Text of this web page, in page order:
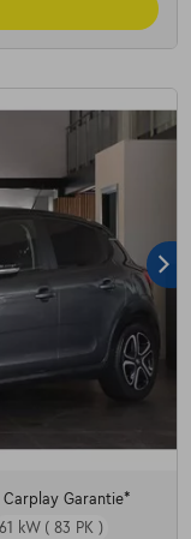
Carplay Garantie*
61 kW ( 83 PK )